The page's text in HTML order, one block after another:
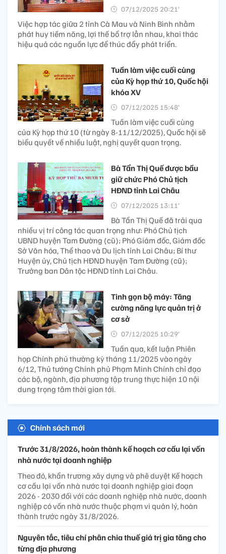
07/12/2025 20:21’
Việc hợp tác giữa 2 tỉnh Cà Mau và Ninh Bình nhằm
phát huy tiềm năng, lợi thế bổ trợ lẫn nhau, khai thác
hiệu quả các nguồn lực để thúc đẩy phát triển.
Tuần làm việc cuối cùng
của Kỳ họp thứ 10, Quốc hội
khóa XV
07/12/2025 15:48’
Tuần làm việc cuối cùng
của Kỳ họp thứ 10 (từ ngày 8-11/12/2025), Quốc hội sẽ
biểu quyết về nhiều luật, nghị quyết quan trọng.
Bà Tẩn Thị Quế được bầu
giữ chức Phó Chủ tịch
HĐND tỉnh Lai Châu
07/12/2025 13:11’
Bà Tẩn Thị Quế đã trải qua
nhiều vị trí công tác quan trọng như: Phó Chủ tịch
UBND huyện Tam Đường (cũ); Phó Giám đốc, Giám đốc
Sở Văn hóa, Thể thao và Du lịch tỉnh Lai Châu; Bí thư
Huyện ủy, Chủ tịch HĐND huyện Tam Đường (cũ);
Trưởng ban Dân tộc HĐND tỉnh Lai Châu.
Tinh gọn bộ máy: Tăng
cường năng lực quản trị ở
cơ sở
07/12/2025 10:29’
Tuần qua, kết luận Phiên
họp Chính phủ thường kỳ tháng 11/2025 vào ngày
6/12, Thủ tướng Chính phủ Phạm Minh Chính chỉ đạo
các bộ, ngành, địa phương tập trung thực hiện 10 nội
dung trọng tâm thời gian tới.
Chính sách mới
Trước 31/8/2026, hoàn thành kế hoạch cơ cấu lại vốn
nhà nước tại doanh nghiệp
Theo đó, khẩn trương xây dựng và phê duyệt Kế hoạch
cơ cấu lại vốn nhà nước tại doanh nghiệp giai đoạn
2026 - 2030 đối với các doanh nghiệp nhà nước, doanh
nghiệp có vốn nhà nước thuộc phạm vi quản lý, hoàn
thành trước ngày 31/8/2026.
Nguyên tắc, tiêu chí phân chia thuế giá trị gia tăng cho
từng địa phương